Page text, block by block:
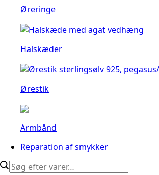
Øreringe
Halskæder
Ørestik
Armbånd
Reparation af smykker